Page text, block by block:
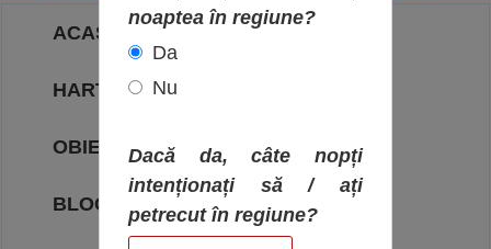
ACASA
HARTA OBIECTIVELOR
OBIECTIVE
BLOG
noaptea în regiune?
Da
Nu
Dacă da, câte nopți
intenționați să / ați
petrecut în regiune?